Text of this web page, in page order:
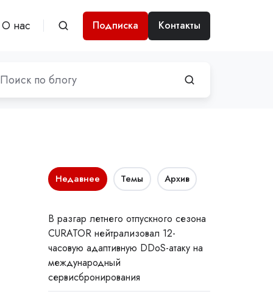
О нас Подписка Контакты
Недавнее Темы Архив
В разгар летнего отпускного сезона
CURATOR нейтрализовал 12-
часовую адаптивную DDoS-атаку на
международный
сервисбронирования